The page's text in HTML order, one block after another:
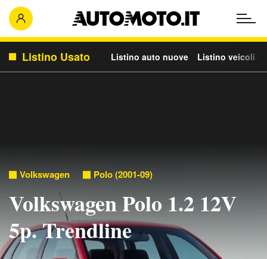
Listino Usato Listino auto nuove Listino veicoli
Volkswagen Polo (2001-09)
Volkswagen Polo 1.2 12V
5p. Trendline